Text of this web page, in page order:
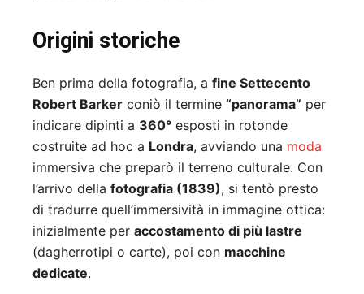
Origini storiche
Ben prima della fotografia, a fine Settecento
Robert Barker coniò il termine “panorama” per
indicare dipinti a 360° esposti in rotonde
costruite ad hoc a Londra, avviando una moda
immersiva che preparò il terreno culturale. Con
l’arrivo della fotografia (1839), si tentò presto
di tradurre quell’immersività in immagine ottica:
inizialmente per accostamento di più lastre
(dagherrotipi o carte), poi con macchine
dedicate.